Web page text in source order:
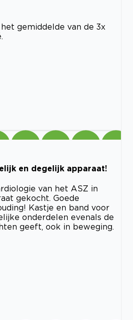
gemiddelde van de 3x
en degelijk apparaat!
van het ASZ in
gekocht. Goede
Kastje en band voor
onderdelen evenals de
geeft, ook in beweging.